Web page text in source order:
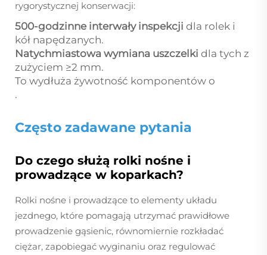
rygorystycznej konserwacji:
500-godzinne interwały inspekcji dla rolek i
kół napędzanych.
Natychmiastowa wymiana uszczelki dla tych z
zużyciem ≥2 mm.
To wydłuża żywotność komponentów o
.
Często zadawane pytania
Do czego służą rolki nośne i
prowadzące w koparkach?
Rolki nośne i prowadzące to elementy układu
jezdnego, które pomagają utrzymać prawidłowe
prowadzenie gąsienic, równomiernie rozkładać
ciężar, zapobiegać wyginaniu oraz regulować